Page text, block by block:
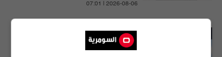
07:01 | 2026-08-06
تشكيل لجنة لمتابعة أسعار الوقود
في إقليم كردستان